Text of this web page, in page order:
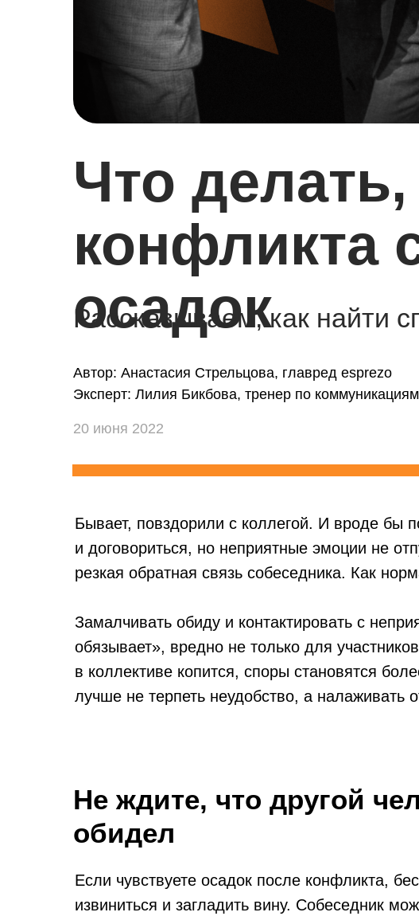
Что
конфликта
осадок
Рассказываем, как найти
Автор: Анастасия Стрельцова, главред esprezo
Эксперт: Лилия Бикбова, тренер по
20 июня 2022
Бывает, повздорили с коллегой. И вроде бы
и договориться, но неприятные эмоции не
резкая обратная связь собеседника. Как
Замалчивать обиду и контактировать с
обязывает», вредно не только для
в коллективе копится, споры становятся
лучше не терпеть неудобство, а налаживать
Не ждите, что другой
обидел
Если чувствуете осадок после конфликта,
извиниться и загладить вину. Собеседник